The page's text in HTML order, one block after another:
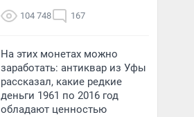
104 748 167
На этих монетах можно
заработать: антиквар из Уфы
рассказал, какие редкие
деньги 1961 по 2016 год
обладают ценностью